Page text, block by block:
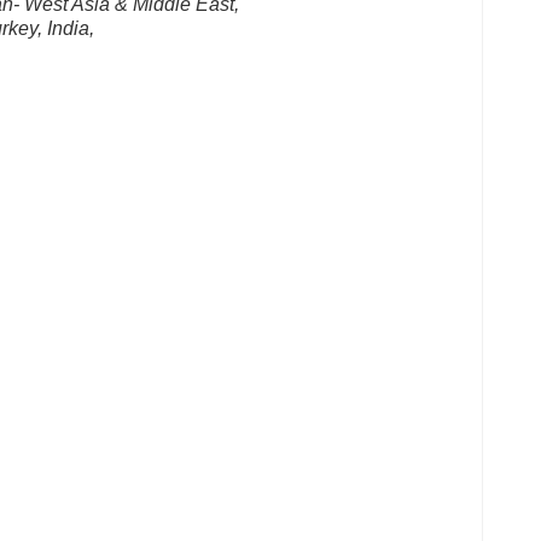
West Asia & Middle East,
India,